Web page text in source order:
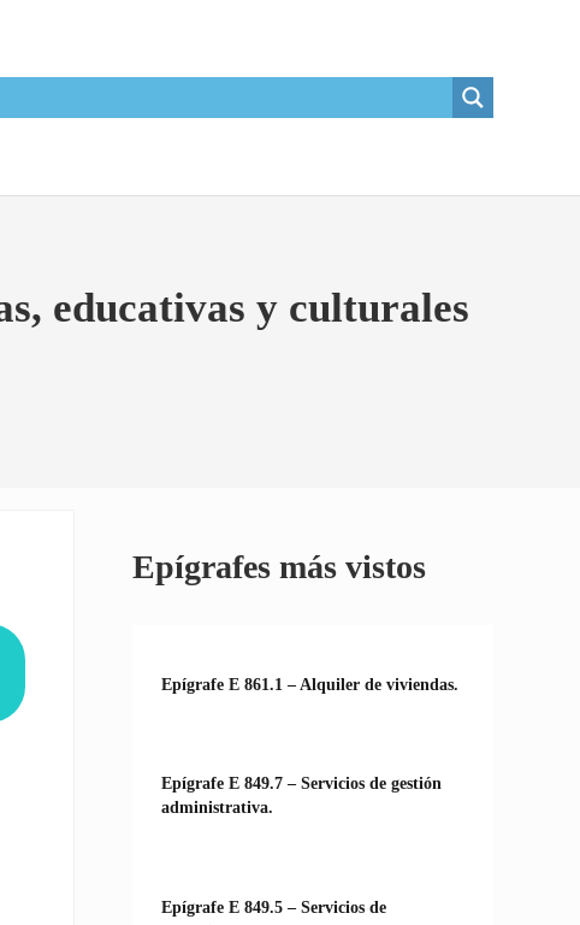
educativas y culturales
Epígrafes más vistos
Epígrafe E 861.1 – Alquiler de viviendas.
Epígrafe E 849.7 – Servicios de gestión
administrativa.
Epígrafe E 849.5 – Servicios de